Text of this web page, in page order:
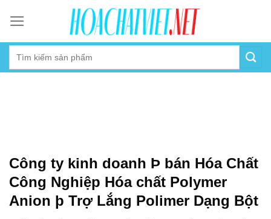
content
Công ty kinh doanh Þ bán Hóa Chất
Công Nghiệp Hóa chất Polymer
Anion þ Trợ Lắng Polimer Dạng Bột